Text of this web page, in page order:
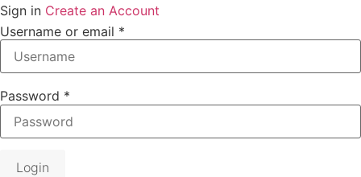
Sign in Create an Account
Username or email *
Password *
Login